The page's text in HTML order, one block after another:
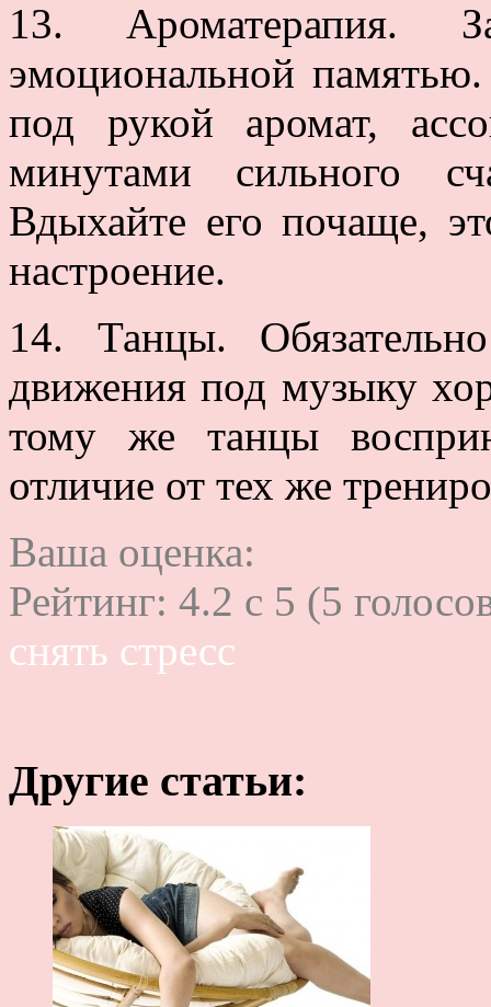
13. Ароматерапия.
эмоциональной
под рукой аромат,
минутами сильного
Вдыхайте его почаще,
настроение.
14. Танцы.
движения под музыку
тому же танцы
отличие от тех же
Ваша оценка:
Рейтинг: 4.2 c 5 (5
снять стресс
Другие статьи: